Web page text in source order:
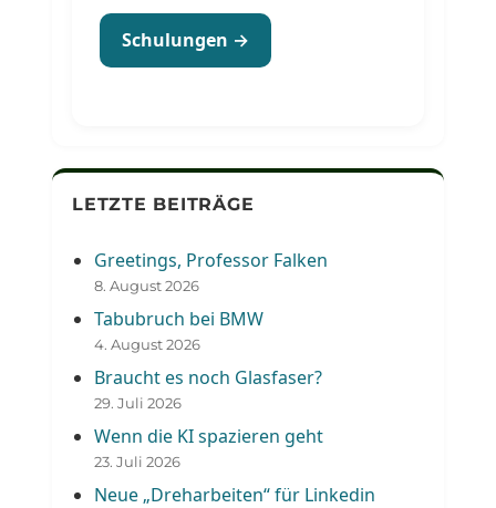
Schulungen →
LETZTE BEITRÄGE
Greetings, Professor Falken
8. August 2026
Tabubruch bei BMW
4. August 2026
Braucht es noch Glasfaser?
29. Juli 2026
Wenn die KI spazieren geht
23. Juli 2026
Neue „Dreharbeiten“ für Linkedin